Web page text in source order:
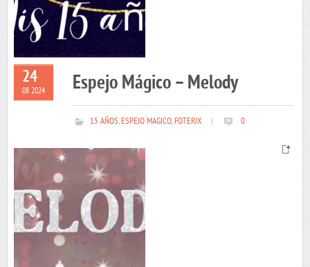
24
08 2024 Espejo Mágico – Melody
15 AÑOS,ESPEJO MAGICO,FOTERIX 0